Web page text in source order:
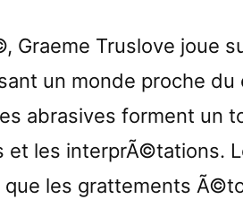
Graeme Truslove joue
un monde proche du
abrasives forment un
et les interprÃ©tations.
que les grattements